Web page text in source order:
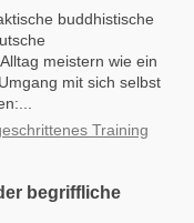
buddhistische
meistern wie ein
mit sich selbst
Training
begriffliche